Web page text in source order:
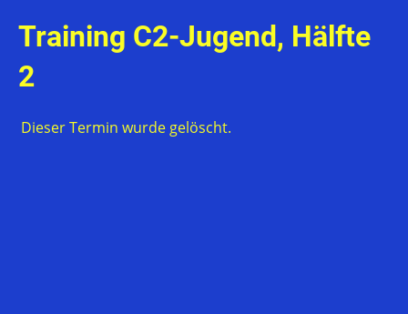
Training C2-Jugend, Hälfte
2
Dieser Termin wurde gelöscht.